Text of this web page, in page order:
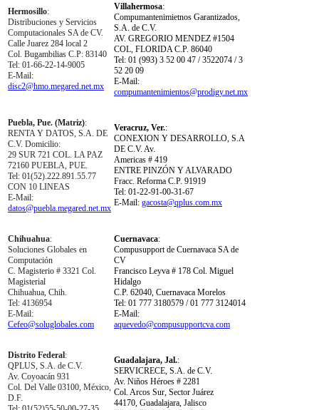
Hermosillo:
Distribuciones y Servicios
Computacionales SA de CV.
Calle Juarez 284 local 2
Col. Bugambilias C.P: 83140
Tel: 01-66-22-14-9005
E-Mail:
disc2@hmo.megared.net.mx
Villahermosa:
Compumantenimietnos Garantizados,
S.A. de C.V.
AV. GREGORIO MENDEZ #1504
COL, FLORIDA C.P. 86040
Tel: 01 (993) 3 52 00 47 / 3522074 / 3
52 20 09
E-Mail:
compumantenimientos@prodigy.net.mx
Puebla, Pue. (Matriz):
RENTA Y DATOS, S.A. DE
C.V. Domicilio:
29 SUR 721 COL. LA PAZ
72160 PUEBLA, PUE.
Tel: 01(52).222.891.55.77
CON 10 LINEAS
E-Mail:
datos@puebla.megared.net.mx
Veracruz, Ver.:
CONEXION Y DESARROLLO, S.A
DE C.V. Av.
Americas # 419
ENTRE PINZÓN Y ALVARADO
Fracc. Reforma C.P. 91919
Tel: 01-22-91-00-31-67
E-Mail: gacosta@qplus.com.mx
Chihuahua:
Soluciones Globales en
Computación
C. Magisterio # 3321 Col.
Magisterial
Chihuahua, Chih.
Tel: 4136954
E-Mail:
Cefeo@soluglobales.com
Cuernavaca:
Compusupport de Cuernavaca SA de
CV
Francisco Leyva # 178 Col. Miguel
Hidalgo
C.P. 62040, Cuernavaca Morelos
Tel: 01 777 3180579 / 01 777 3124014
E-Mail:
aquevedo@compusupportcva.com
Distrito Federal:
QPLUS, S.A. de C.V.
Av. Coyoacán 931
Col. Del Valle 03100, México,
D.F.
Guadalajara, Jal.:
SERVICRECE, S.A. de C.V.
Av. Niños Héroes # 2281
Col. Arcos Sur, Sector Juárez
44170, Guadalajara, Jalisco